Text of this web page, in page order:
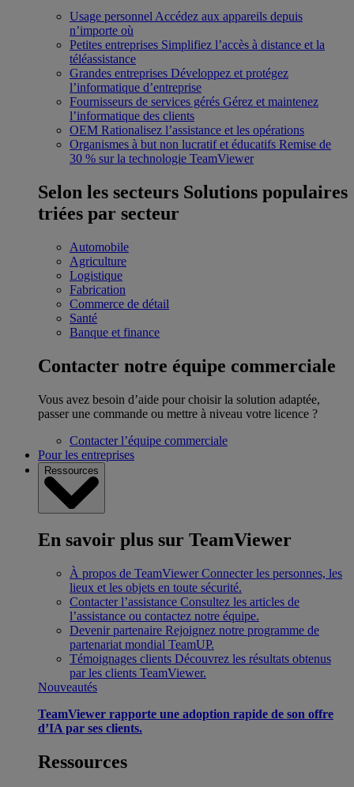
Usage personnel Accédez aux appareils depuis
n’importe où
Petites entreprises Simplifiez l’accès à distance et la
téléassistance
Grandes entreprises Développez et protégez
l’informatique d’entreprise
Fournisseurs de services gérés Gérez et maintenez
l’informatique des clients
OEM Rationalisez l’assistance et les opérations
Organismes à but non lucratif et éducatifs Remise de
30 % sur la technologie TeamViewer
Selon les secteurs Solutions populaires
triées par secteur
Automobile
Agriculture
Logistique
Fabrication
Commerce de détail
Santé
Banque et finance
Contacter notre équipe commerciale
Vous avez besoin d’aide pour choisir la solution adaptée,
passer une commande ou mettre à niveau votre licence ?
Contacter l’équipe commerciale
Pour les entreprises
Ressources
En savoir plus sur TeamViewer
À propos de TeamViewer Connecter les personnes, les
lieux et les objets en toute sécurité.
Contacter l’assistance Consultez les articles de
l’assistance ou contactez notre équipe.
Devenir partenaire Rejoignez notre programme de
partenariat mondial TeamUP.
Témoignages clients Découvrez les résultats obtenus
par les clients TeamViewer.
Nouveautés
TeamViewer rapporte une adoption rapide de son offre
d’IA par ses clients.
Ressources